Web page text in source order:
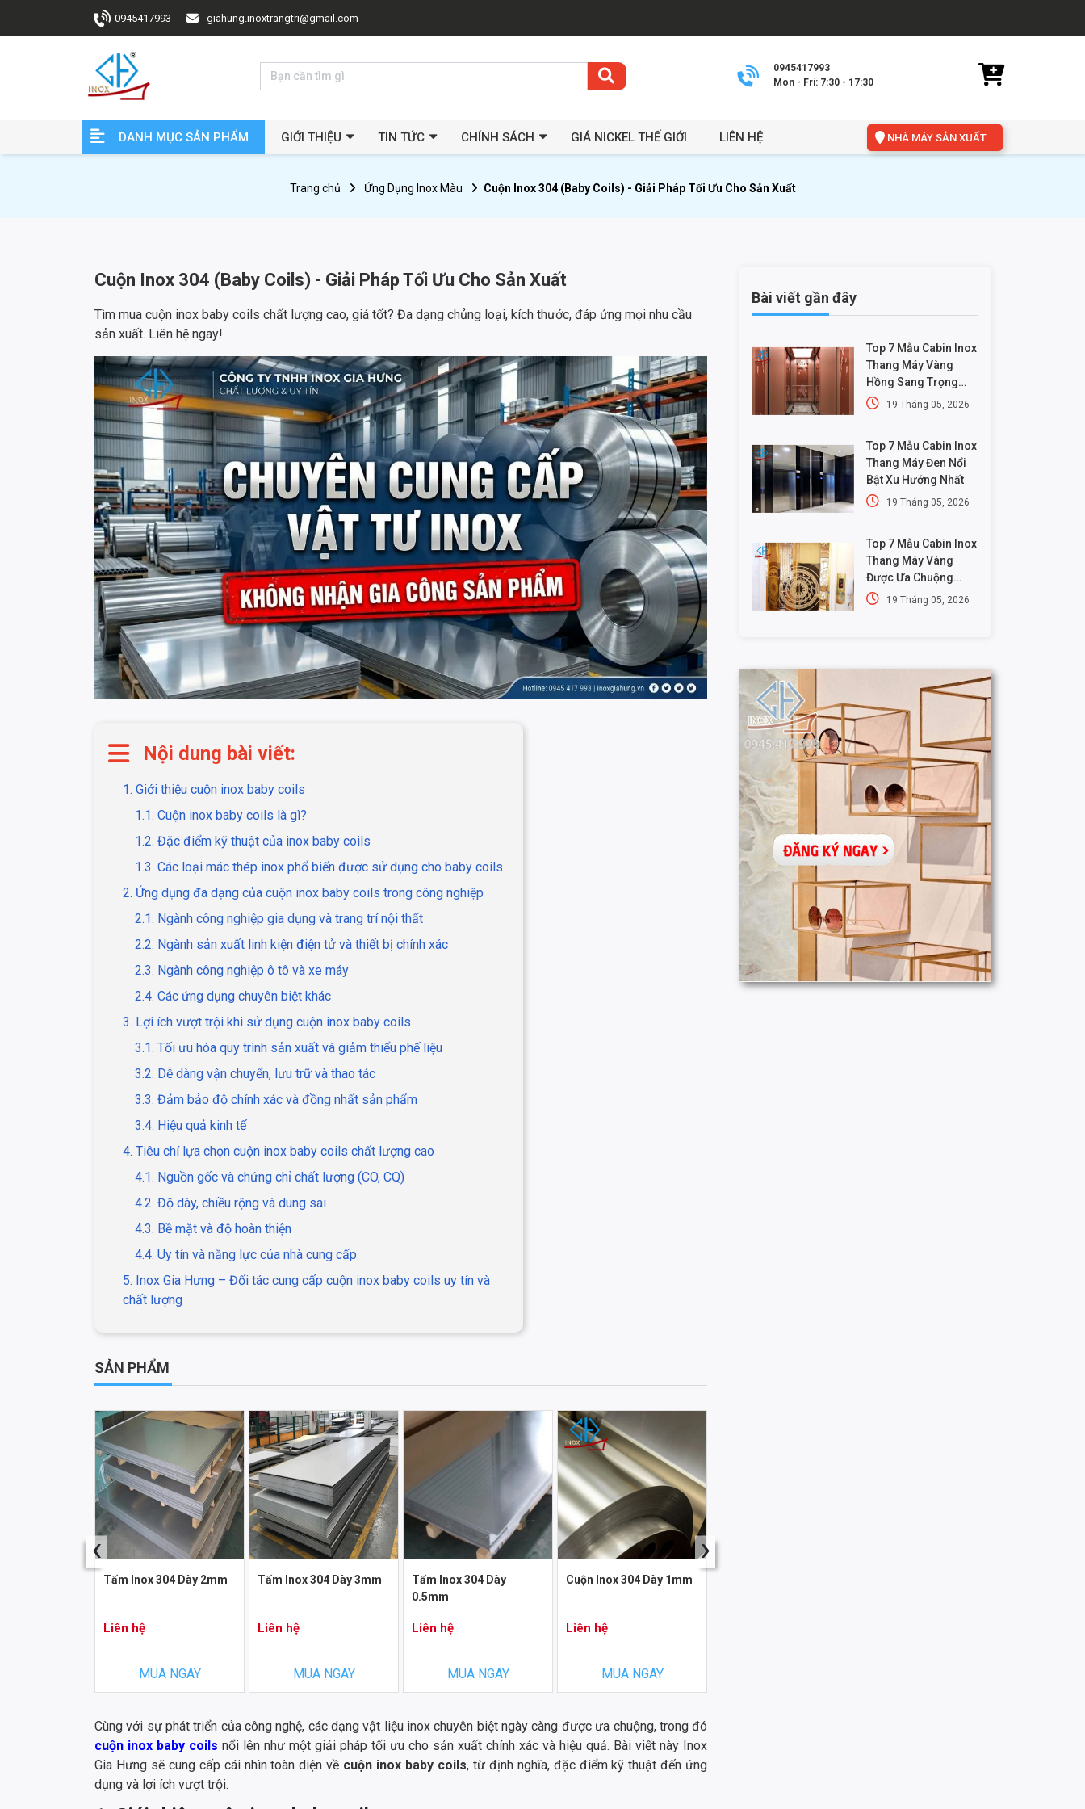
0945417993 giahung.inoxtrangtri@gmail.com
0945417993
Mon - Fri: 7:30 - 17:30
DANH MỤC SẢN PHẨM GIỚI THIỆU TIN TỨC CHÍNH SÁCH GIÁ NICKEL THẾ GIỚI LIÊN HỆ NHÀ MÁY SẢN XUẤT
Trang chủ Ứng Dụng Inox Màu Cuộn Inox 304 (Baby Coils) - Giải Pháp Tối Ưu Cho Sản Xuất
Cuộn Inox 304 (Baby Coils) - Giải Pháp Tối Ưu Cho Sản Xuất
Tìm mua cuộn inox baby coils chất lượng cao, giá tốt? Đa dạng chủng loại, kích thước, đáp ứng mọi nhu cầu
sản xuất. Liên hệ ngay!
Nội dung bài viết:
1. Giới thiệu cuộn inox baby coils
1.1. Cuộn inox baby coils là gì?
1.2. Đặc điểm kỹ thuật của inox baby coils
1.3. Các loại mác thép inox phổ biến được sử dụng cho baby coils
2. Ứng dụng đa dạng của cuộn inox baby coils trong công nghiệp
2.1. Ngành công nghiệp gia dụng và trang trí nội thất
2.2. Ngành sản xuất linh kiện điện tử và thiết bị chính xác
2.3. Ngành công nghiệp ô tô và xe máy
2.4. Các ứng dụng chuyên biệt khác
3. Lợi ích vượt trội khi sử dụng cuộn inox baby coils
3.1. Tối ưu hóa quy trình sản xuất và giảm thiểu phế liệu
3.2. Dễ dàng vận chuyển, lưu trữ và thao tác
3.3. Đảm bảo độ chính xác và đồng nhất sản phẩm
3.4. Hiệu quả kinh tế
4. Tiêu chí lựa chọn cuộn inox baby coils chất lượng cao
4.1. Nguồn gốc và chứng chỉ chất lượng (CO, CQ)
4.2. Độ dày, chiều rộng và dung sai
4.3. Bề mặt và độ hoàn thiện
4.4. Uy tín và năng lực của nhà cung cấp
5. Inox Gia Hưng – Đối tác cung cấp cuộn inox baby coils uy tín và
chất lượng
SẢN PHẨM
Tấm Inox 304 Dày 2mm
Liên hệ
MUA NGAY
Tấm Inox 304 Dày 3mm
Liên hệ
MUA NGAY
Tấm Inox 304 Dày
0.5mm
Liên hệ
MUA NGAY
Cuộn Inox 304 Dày 1mm
Liên hệ
MUA NGAY
‹ ›
Cùng với sự phát triển của công nghệ, các dạng vật liệu inox chuyên biệt ngày càng được ưa chuộng, trong đó
cuộn inox baby coils nổi lên như một giải pháp tối ưu cho sản xuất chính xác và hiệu quả. Bài viết này Inox
Gia Hưng sẽ cung cấp cái nhìn toàn diện về cuộn inox baby coils, từ định nghĩa, đặc điểm kỹ thuật đến ứng
dụng và lợi ích vượt trội.
Bài viết gần đây
Top 7 Mẫu Cabin Inox
Thang Máy Vàng
Hồng Sang Trọng
Nhất19 Tháng 05, 2026
Top 7 Mẫu Cabin Inox
Thang Máy Đen Nổi
Bật Xu Hướng Nhất
19 Tháng 05, 2026
Top 7 Mẫu Cabin Inox
Thang Máy Vàng
Được Ưa Chuộng
Nhất19 Tháng 05, 2026